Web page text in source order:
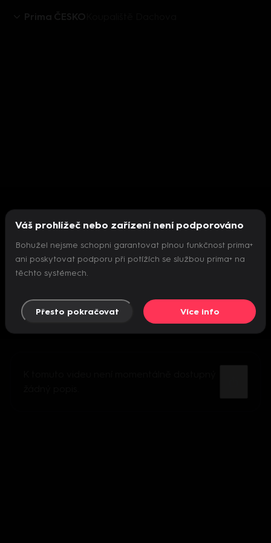
Prima ČESKO
Nepodařilo se inicializovat přehrávač
Váš prohlížeč nebo zařízení není podporováno
Bohužel nejsme schopni garantovat plnou funkčnost prima+
ani poskytovat podporu při potížích se službou prima+ na
těchto systémech.
Přesto pokračovat Více info